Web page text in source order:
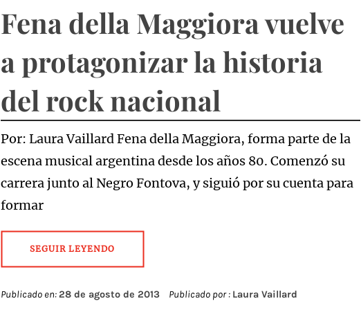
Fena della Maggiora vuelve
a protagonizar la historia
del rock nacional
Por: Laura Vaillard Fena della Maggiora, forma parte de la
escena musical argentina desde los años 80. Comenzó su
carrera junto al Negro Fontova, y siguió por su cuenta para
formar
SEGUIR LEYENDO
Publicado en:28 de agosto de 2013 Publicado por : Laura Vaillard